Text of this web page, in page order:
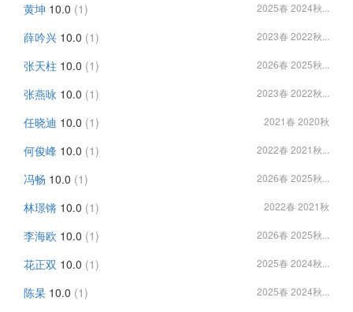
黄坤 10.0 (1) 2025春 2024秋...
薛吟兴 10.0 (1) 2023春 2022秋...
张天柱 10.0 (1) 2026春 2025秋...
张燕咏 10.0 (1) 2023春 2022秋...
任晓迪 10.0 (1) 2021春 2020秋
何俊峰 10.0 (1) 2022春 2021秋...
冯畅 10.0 (1) 2026春 2025秋...
林璟锵 10.0 (1) 2022春 2021秋
李海欧 10.0 (1) 2026春 2025秋...
花正双 10.0 (1) 2025春 2024秋...
陈杲 10.0 (1) 2025春 2024秋...